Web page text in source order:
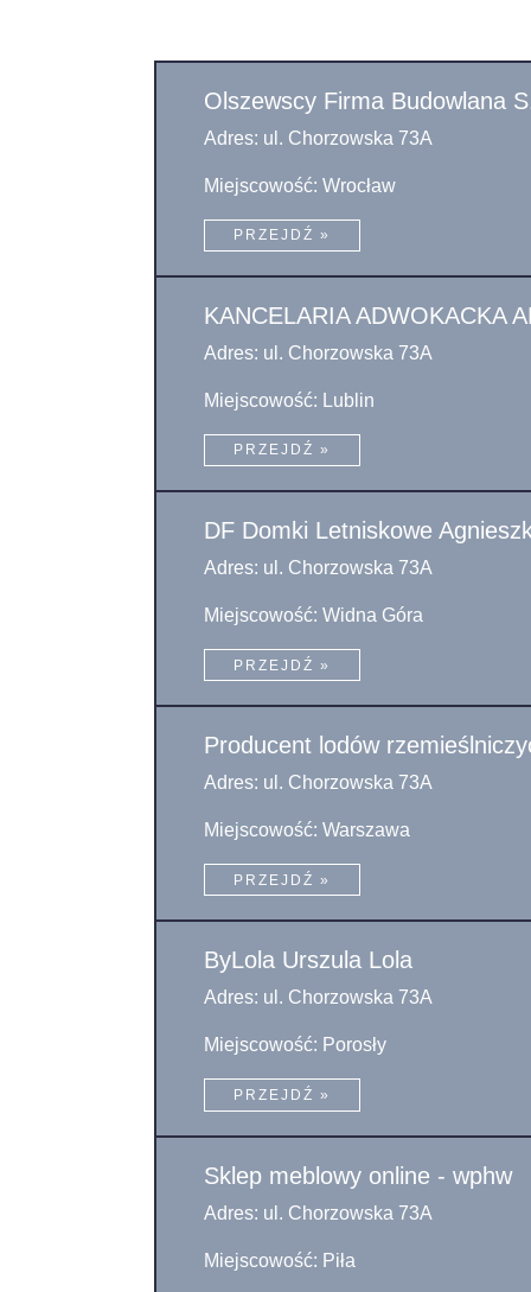
Olszewscy Firma Budowlana
Adres: ul. Chorzowska 73A
Miejscowość: Wrocław
PRZEJDŹ »
KANCELARIA ADWOKACKA
Adres: ul. Chorzowska 73A
Miejscowość: Lublin
PRZEJDŹ »
DF Domki Letniskowe
Adres: ul. Chorzowska 73A
Miejscowość: Widna Góra
PRZEJDŹ »
Producent lodów
Adres: ul. Chorzowska 73A
Miejscowość: Warszawa
PRZEJDŹ »
ByLola Urszula Lola
Adres: ul. Chorzowska 73A
Miejscowość: Porosły
PRZEJDŹ »
Sklep meblowy online - wphw
Adres: ul. Chorzowska 73A
Miejscowość: Piła